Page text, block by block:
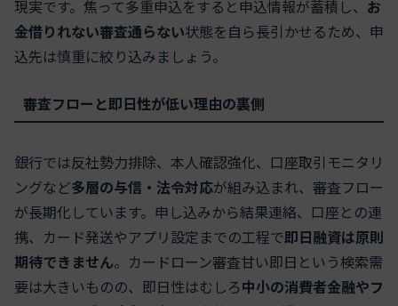
現実です。焦って多重申込をすると申込情報が蓄積し、 お
金借りれない審査通らない状態を自ら長引かせるため、申
込先は慎重に絞り込みましょう。
審査フローと即日性が低い理由の裏側
銀行では反社勢力排除、本人確認強化、口座取引モニタリ
ングなど多層の与信・法令対応が組み込まれ、審査フロー
が長期化しています。申し込みから結果連絡、口座との連
携、カード発送やアプリ設定までの工程で即日融資は原則
期待できません。カードローン審査甘い即日という検索需
要は大きいものの、即日性はむしろ中小の消費者金融やフ